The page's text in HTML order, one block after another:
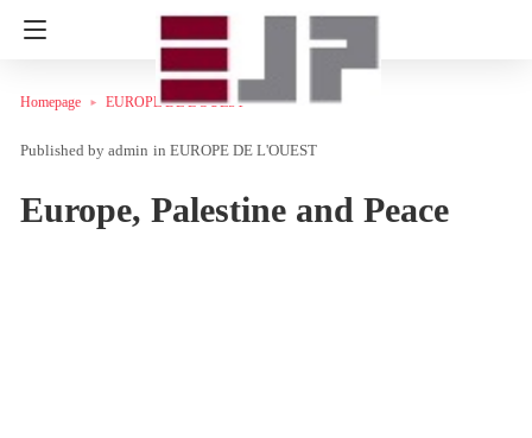
Homepage EUROPE DE L'OUEST
admin in EUROPE DE L'OUEST
Europe, Palestine and Peace